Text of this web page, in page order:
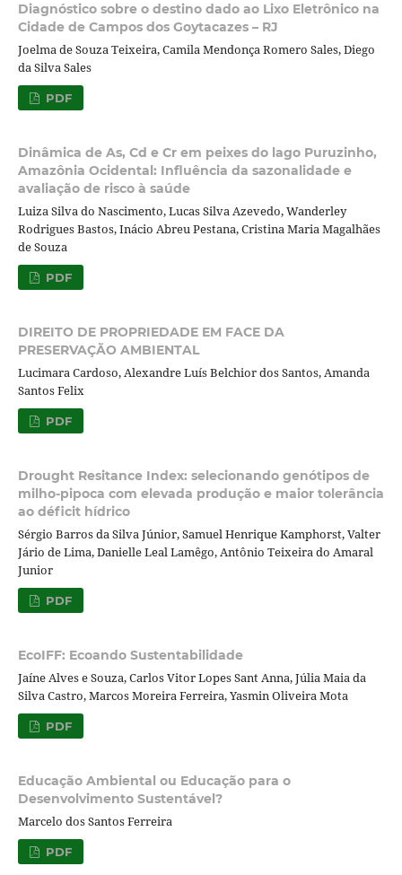
Diagnóstico sobre o destino dado ao Lixo Eletrônico na
Cidade de Campos dos Goytacazes – RJ
Joelma de Souza Teixeira, Camila Mendonça Romero Sales, Diego
da Silva Sales
PDF
Dinâmica de As, Cd e Cr em peixes do lago Puruzinho,
Amazônia Ocidental: Influência da sazonalidade e
avaliação de risco à saúde
Luiza Silva do Nascimento, Lucas Silva Azevedo, Wanderley
Rodrigues Bastos, Inácio Abreu Pestana, Cristina Maria Magalhães
de Souza
PDF
DIREITO DE PROPRIEDADE EM FACE DA
PRESERVAÇÃO AMBIENTAL
Lucimara Cardoso, Alexandre Luís Belchior dos Santos, Amanda
Santos Felix
PDF
Drought Resitance Index: selecionando genótipos de
milho-pipoca com elevada produção e maior tolerância
ao déficit hídrico
Sérgio Barros da Silva Júnior, Samuel Henrique Kamphorst, Valter
Jário de Lima, Danielle Leal Lamêgo, Antônio Teixeira do Amaral
Junior
PDF
EcoIFF: Ecoando Sustentabilidade
Jaíne Alves e Souza, Carlos Vitor Lopes Sant Anna, Júlia Maia da
Silva Castro, Marcos Moreira Ferreira, Yasmin Oliveira Mota
PDF
Educação Ambiental ou Educação para o
Desenvolvimento Sustentável?
Marcelo dos Santos Ferreira
PDF